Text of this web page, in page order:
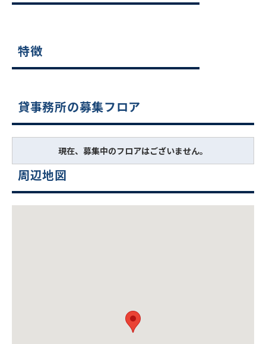
特徴
貸事務所の募集フロア
現在、募集中のフロアはございません。
周辺地図